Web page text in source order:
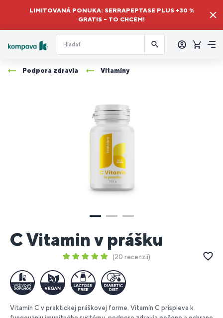
LIMITOVANÁ PONUKA: SERRAPEPTASE PLUS +30 %
GRATIS – TO CHCEM!
sa
Košík
Podpora zdravia Vitamíny
C Vitamin v prášku
20 recenzií
Vitamín C v praktickej práškovej forme. Vitamín C prispieva k